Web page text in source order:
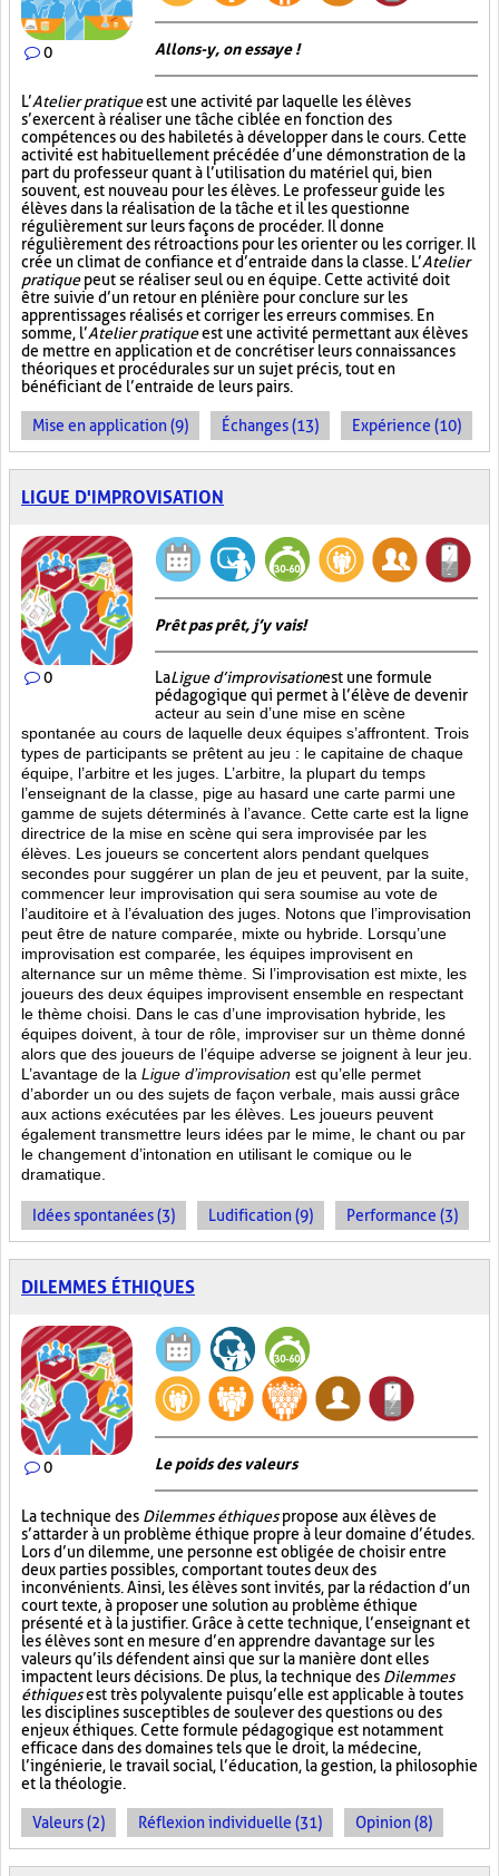
0 Allons-y, on essaye !
L’Atelier pratiqueest une activité par laquelle les élèves
s’exercent à réaliser une tâche ciblée en fonction des
compétences ou des habiletés à développer dans le cours. Cette
activité est habituellement précédée d’une démonstration de la
part du professeur quant à l’utilisation du matériel qui, bien
souvent, est nouveau pour les élèves. Le professeur guide les
élèves dans la réalisation de la tâche et il les questionne
régulièrement sur leurs façons de procéder. Il donne
régulièrement des rétroactions pour les orienter ou les corriger. Il
crée un climat de confiance et d’entraide dans la classe. L’Atelier
pratiquepeut se réaliser seul ou en équipe. Cette activité doit
être suivie d’un retour en plénière pour conclure sur les
apprentissages réalisés et corriger les erreurs commises. En
somme, l’Atelier pratiqueest une activité permettant aux élèves
de mettre en application et de concrétiser leurs connaissances
théoriques et procédurales sur un sujet précis, tout en
bénéficiant de l’entraide de leurs pairs.
Mise en application (9) Échanges (13) Expérience (10)
LIGUE D'IMPROVISATION
0
Prêt pas prêt, j’y vais!
LaLigue d’improvisationest une formule
pédagogique qui permet à l’élève de devenir
acteur au sein d’une mise en scène
spontanée au cours de laquelle deux équipes s’affrontent. Trois
types de participants se prêtent au jeu : le capitaine de chaque
équipe, l’arbitre et les juges. L’arbitre, la plupart du temps
l’enseignant de la classe, pige au hasard une carte parmi une
gamme de sujets déterminés à l’avance. Cette carte est la ligne
directrice de la mise en scène qui sera improvisée par les
élèves. Les joueurs se concertent alors pendant quelques
secondes pour suggérer un plan de jeu et peuvent, par la suite,
commencer leur improvisation qui sera soumise au vote de
l’auditoire et à l’évaluation des juges. Notons que l’improvisation
peut être de nature comparée, mixte ou hybride. Lorsqu’une
improvisation est comparée, les équipes improvisent en
alternance sur un même thème. Si l’improvisation est mixte, les
joueurs des deux équipes improvisent ensemble en respectant
le thème choisi. Dans le cas d’une improvisation hybride, les
équipes doivent, à tour de rôle, improviser sur un thème donné
alors que des joueurs de l’équipe adverse se joignent à leur jeu.
L’avantage de la Ligue d’improvisation est qu’elle permet
d’aborder un ou des sujets de façon verbale, mais aussi grâce
aux actions exécutées par les élèves. Les joueurs peuvent
également transmettre leurs idées par le mime, le chant ou par
le changement d’intonation en utilisant le comique ou le
dramatique.
Idées spontanées (3) Ludification (9) Performance (3)
DILEMMES ÉTHIQUES
0 Le poids des valeurs
La technique des Dilemmes éthiquespropose aux élèves de
s’attarder à un problème éthique propre à leur domaine d’études.
Lors d’un dilemme, une personne est obligée de choisir entre
deux parties possibles, comportant toutes deux des
inconvénients. Ainsi, les élèves sont invités, par la rédaction d’un
court texte, à proposer une solution au problème éthique
présenté et à la justifier. Grâce à cette technique, l’enseignant et
les élèves sont en mesure d’en apprendre davantage sur les
valeurs qu’ils défendent ainsi que sur la manière dont elles
impactent leurs décisions. De plus, la technique des Dilemmes
éthiquesest très polyvalente puisqu’elle est applicable à toutes
les disciplines susceptibles de soulever des questions ou des
enjeux éthiques. Cette formule pédagogique est notamment
efficace dans des domaines tels que le droit, la médecine,
l’ingénierie, le travail social, l’éducation, la gestion, la philosophie
et la théologie.
Valeurs (2) Réflexion individuelle (31) Opinion (8)